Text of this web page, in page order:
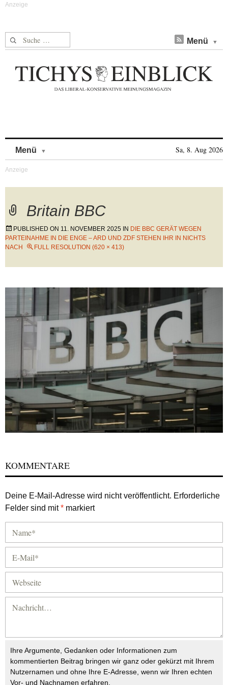
Suche nach: Menü
Menü Sa, 8. Aug 2026
Britain BBC
PUBLISHED ON 11. NOVEMBER 2025 IN DIE BBC GERÄT WEGEN
PARTEINAHME IN DIE ENGE – ARD UND ZDF STEHEN IHR IN NICHTS
NACH
FULL RESOLUTION (620 × 413)
KOMMENTARE
Deine E-Mail-Adresse wird nicht veröffentlicht. Erforderliche
Felder sind mit* markiert
Ihre Argumente, Gedanken oder Informationen zum
kommentierten Beitrag bringen wir ganz oder gekürzt mit Ihrem
Nutzernamen und ohne Ihre E-Adresse, wenn wir Ihren echten
Vor- und Nachnamen erfahren.